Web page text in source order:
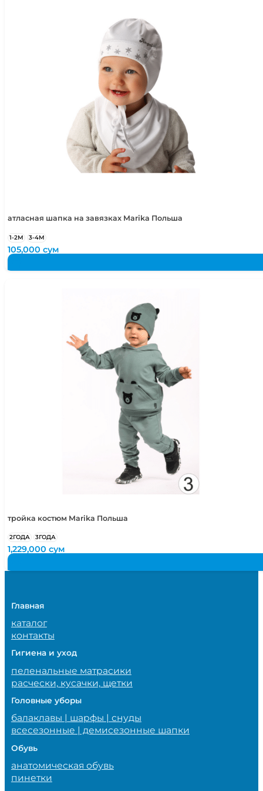
атласная шапка на завязках Marika Польша
1-2М 3-4М
105,000сум
тройка костюм Marika Польша
2ГОДА 3ГОДА
1,229,000сум
Главная
каталог
контакты
Гигиена и уход
пеленальные матрасики
расчески, кусачки, щетки
Головные уборы
балаклавы | шарфы | снуды
всесезонные | демисезонные шапки
Обувь
анатомическая обувь
пинетки